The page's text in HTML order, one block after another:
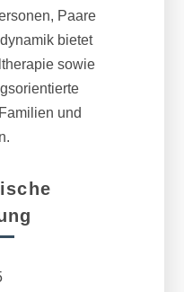
Paare
bietet
sowie
und